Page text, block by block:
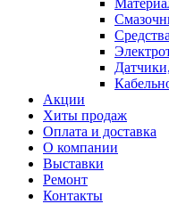
Акции
Хиты продаж
Оплата и доставка
О компании
Выставки
Ремонт
Контакты